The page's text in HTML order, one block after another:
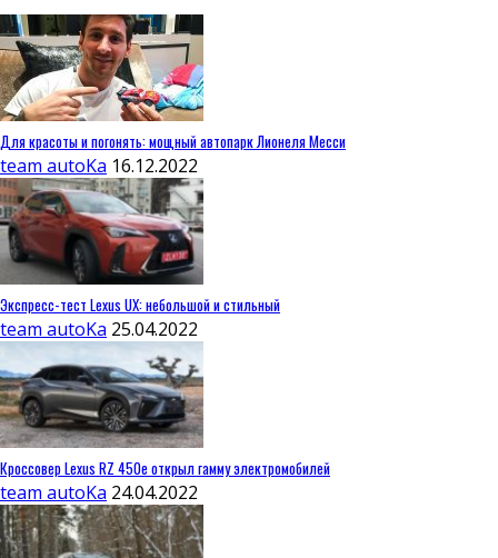
Для красоты и погонять: мощный автопарк Лионеля Месси
team autoKa 16.12.2022
Экспресс-тест Lexus UX: небольшой и стильный
team autoKa 25.04.2022
Кроссовер Lexus RZ 450e открыл гамму электромобилей
team autoKa 24.04.2022